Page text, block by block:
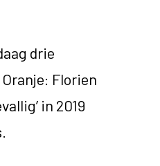
drie
Florien
in 2019